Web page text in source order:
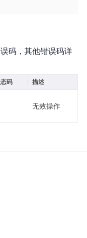
码，其他错误码详
码 描述
无效操作